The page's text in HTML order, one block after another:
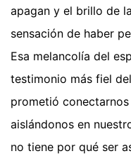
apagan y el brillo de
sensación de haber
Esa melancolía del
testimonio más fiel
prometió
aislándonos en
no tiene por qué ser